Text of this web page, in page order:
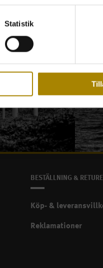
Statistik
BESTÄLLNING &
Köp- &
Reklamationer